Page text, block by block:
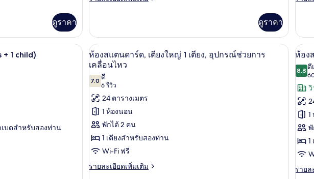
ดูราคา
ใหญ่
1
เตียง
เกี่ยว
กับ
ห้อง
เอ็ก
คิว
ทีฟ,
เตียง
ใหญ่
เตียง
ดูราคา
เกี่ยว
กับ
ห้อง
สแต
เตียง
เดี่ยว
2
เตียง
แตนดาร์ด (Family. 2 adults + 1 child) | เครื่องนอนป้องกันสารก่อภูมิแพ้, ตู้นิรภัยในห้องพัก, ผ้าม่านกันแสง
1 child)
เบดสำหรับสองท่าน
เปิด
ภาพถ่าย
ทั้งหมด
ของ
ห้อง
สแตนดาร์ด,
เตียง
ใหญ่
1
ห้องสแตนดาร์ด, เตียงใหญ่ 1 เตียง, อุปก
6
ห้องสแตนดาร์ด, เตียงใหญ่ 1 เตียง, อุปกรณ์ช่วยการ
เคลื่อนไหว
7.07.0 จาก 10
ดี
6 รีวิว
(6
รีวิว)
24 ตารางเมตร
1 ห้องนอน
พักได้ 2 คน
1 เตียงสำหรับสองท่าน
Wi-Fi ฟรี
รายละเอียดเพิ่มเติม
ราย
เปิด
ภาพ
ทั้งห
ของ
ห้อง
สแ
2
adult
+
9
ห้อง
8.8
8.8
ดี
วิ
1
1
รายล
ราย